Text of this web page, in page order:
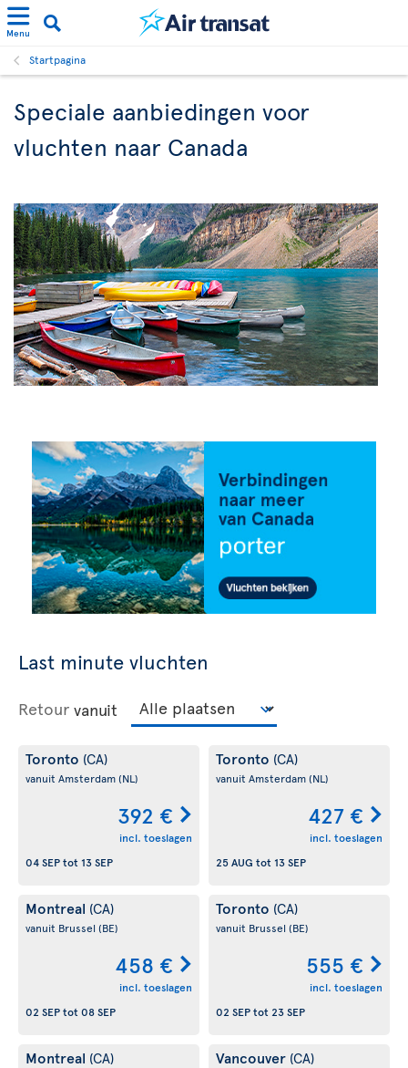
Menu
Startpagina
Speciale aanbiedingen voor
vluchten naar Canada
Last minute vluchten
Retour vanuit
Toronto (CA)
vanuit Amsterdam(NL)
392 €
incl. toeslagen
04 SEPtot 13 SEP
Toronto (CA)
vanuit Amsterdam(NL)
427 €
incl. toeslagen
25 AUG tot 13 SEP
Montreal (CA)
vanuit Brussel (BE)
458 €
incl. toeslagen
02 SEPtot 08 SEP
Toronto (CA)
vanuit Brussel (BE)
555 €
incl. toeslagen
02 SEPtot 23 SEP
Montreal (CA) Vancouver (CA)